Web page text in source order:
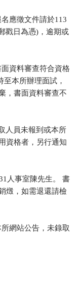
應徵文件請於113
戳日為憑)，逾期或
資料審查符合資格
本所辦理面試，
，書面資料審查不
員未報到或本所
資格者，另行通知
人事室陳先生。 書
燬，如需退還請檢
網站公告，未錄取